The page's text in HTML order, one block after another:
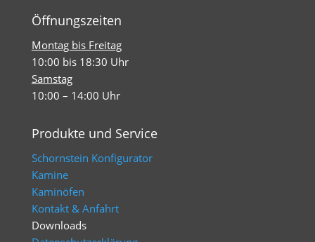
Öffnungszeiten
Montag bis Freitag
10:00 bis 18:30 Uhr
Samstag
10:00 – 14:00 Uhr
Produkte und Service
Schornstein Konfigurator
Kamine
Kaminöfen
Kontakt & Anfahrt
Downloads